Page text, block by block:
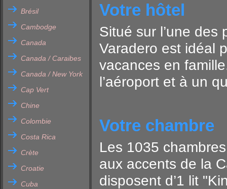
Brésil
Cambodge
Canada
Canada / Caraibes
Canada / New York
Cap Vert
Chine
Colombie
Costa Rica
Crète
Croatie
Cuba
Votre hôtel
Situé sur l’une des
Varadero est idéal
vacances en
l’aéroport et à un
Votre chambre
Les 1035
aux accents de la
disposent d’1 lit